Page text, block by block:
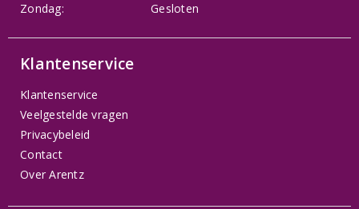
Zondag:
Gesloten
Klantenservice
Klantenservice
Veelgestelde vragen
Privacybeleid
Contact
Over Arentz